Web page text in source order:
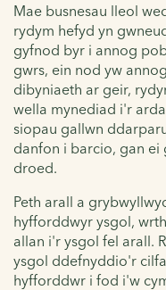
Mae busnesau lleol
rydym hefyd yn
gyfnod byr i annog
gwrs, ein nod yw
dibyniaeth ar geir,
wella mynediad i'r
siopau gallwn
danfon i barcio, gan
droed.
Peth arall a
hyfforddwyr ysgol,
allan i'r ysgol fel arall.
ysgol ddefnyddio'r
hyfforddwr i fod i'w